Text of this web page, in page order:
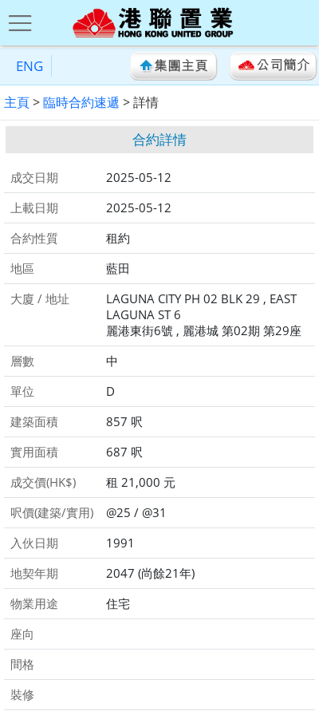
ENG
主頁>臨時合約速遞 > 詳情
合約詳情
成交日期
2025-05-12
上載日期
2025-05-12
合約性質
租約
地區
藍田
大廈 / 地址
LAGUNA CITY PH 02 BLK 29 , EAST
LAGUNA ST 6
麗港東街6號 , 麗港城 第02期 第29座
層數
中
單位
D
建築面積
857 呎
實用面積
687 呎
成交價(HK$)
租 21,000 元
呎價(建築/實用)
@25 / @31
入伙日期
1991
地契年期
2047 (尚餘21年)
物業用途
住宅
座向
間格
裝修